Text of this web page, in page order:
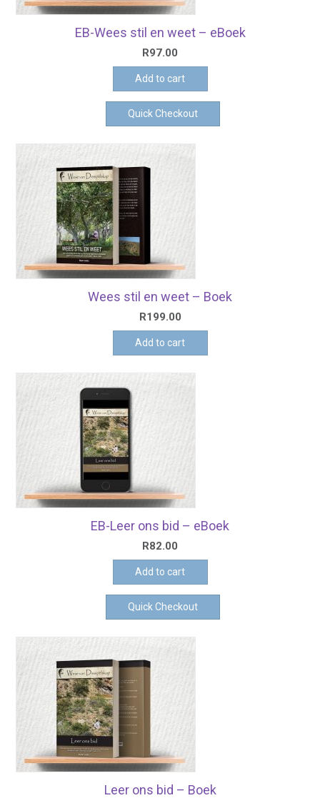
EB-Wees stil en weet – eBoek
R97.00
Add to cart
Quick Checkout
Wees stil en weet – Boek
R199.00
Add to cart
EB-Leer ons bid – eBoek
R82.00
Add to cart
Quick Checkout
Leer ons bid – Boek